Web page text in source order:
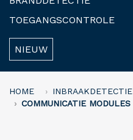
TOEGANGSCONTROLE
NIEUW
HOME INBRAAKDETECTIE
COMMUNICATIE MODULES